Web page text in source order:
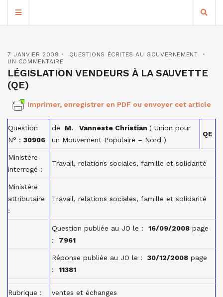
7 JANVIER 2009
QUESTIONS ÉCRITES AU GOUVERNEMENT
UN COMMENTAIRE
LÉGISLATION VENDEURS À LA SAUVETTE
(QE)
Imprimer, enregistrer en PDF ou envoyer cet article
Question
N° : 30906
de M. Vanneste Christian ( Union pour
un Mouvement Populaire – Nord )
QE
Ministère
interrogé :
Travail, relations sociales, famille et solidarité
Ministère
attributaire
:
Travail, relations sociales, famille et solidarité
Question publiée au JO le : 16/09/2008 page
: 7961
Réponse publiée au JO le : 30/12/2008 page
: 11381
Rubrique : ventes et échanges